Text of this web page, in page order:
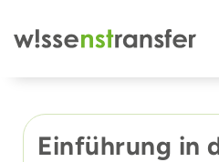
springen
Einführung in